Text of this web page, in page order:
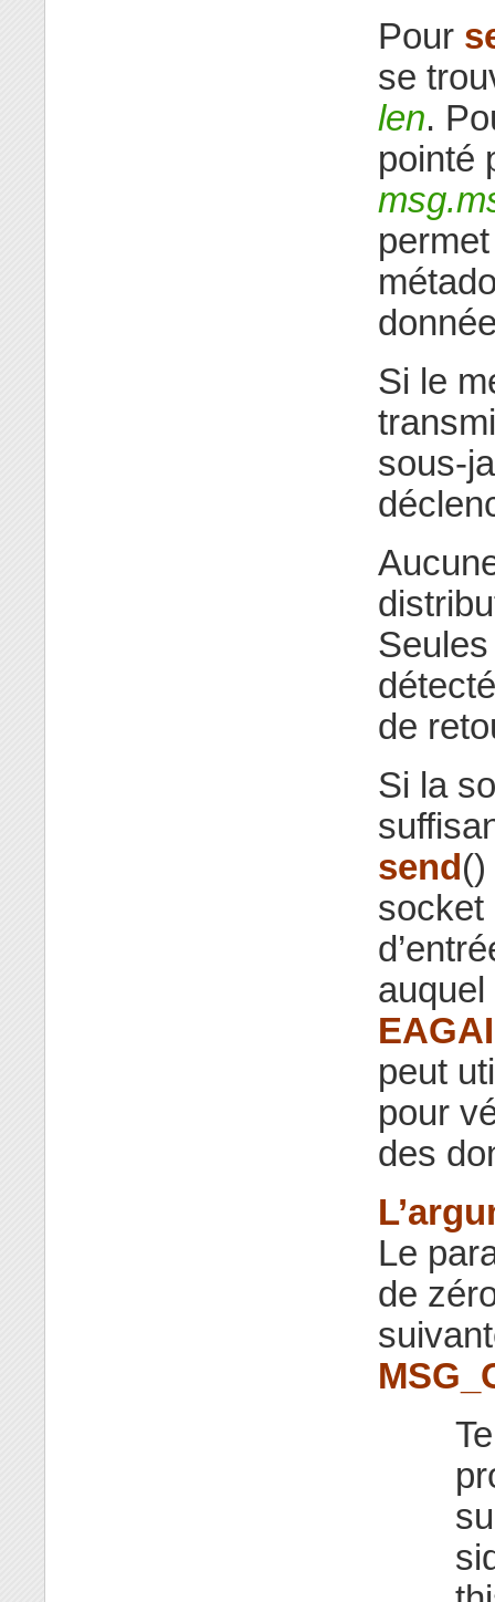
Pour
se
len.
pointé
Si le
sous-
de
Si la
send
socket
auquel
peut
pour
des
Le
de